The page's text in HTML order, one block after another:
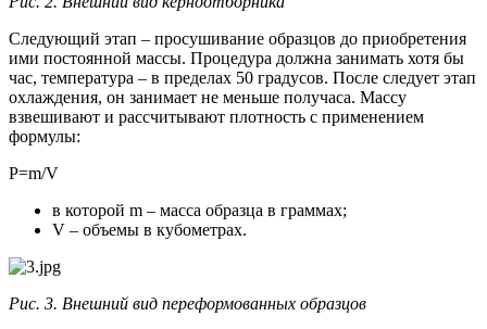
Следующий этап – просушивание образцов до приобретения
ими постоянной массы. Процедура должна занимать хотя бы
час, температура – в пределах 50 градусов. После следует этап
охлаждения, он занимает не меньше получаса. Массу
взвешивают и рассчитывают плотность с применением
формулы:
Р=m/V
в которой m – масса образца в граммах;
V – объемы в кубометрах.
Рис. 3. Внешний вид переформованных образцов